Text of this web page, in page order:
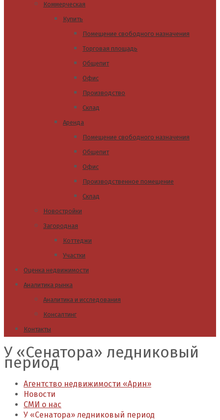
Коммерческая
Купить
Помещение свободного назначения
Торговая площадь
Общепит
Офис
Производство
Склад
Аренда
Помещение свободного назначения
Общепит
Офис
Производственное помещение
Склад
Новостройки
Загородная
Коттеджи
Участки
Оценка недвижимости
Аналитика рынка
Аналитика и исследования
Консалтинг
Контакты
У «Сенатора» ледниковый
период
Агентство недвижимости «Арин»
Новости
СМИ о нас
У «Сенатора» ледниковый период